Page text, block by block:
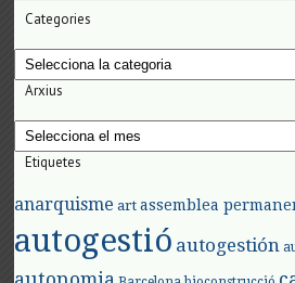
Categories
Categories
Arxius
Arxius
Etiquetes
anarquisme art assemblea
autogestió autogestión